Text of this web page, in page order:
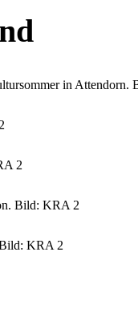
in Attendorn.
2
Bild: KRA 2
KRA 2